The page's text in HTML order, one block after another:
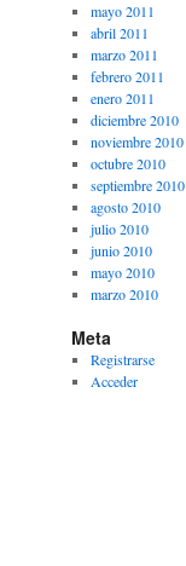
mayo 2011
abril 2011
marzo 2011
febrero 2011
enero 2011
diciembre 2010
noviembre 2010
octubre 2010
septiembre 2010
agosto 2010
julio 2010
junio 2010
mayo 2010
marzo 2010
Meta
Registrarse
Acceder